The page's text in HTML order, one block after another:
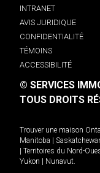
INTRANET
AVIS JURIDIQUE
CONFIDENTIALITÉ
TÉMOINS
ACCESSIBILITÉ
© SERVICES
TOUS DROITS
Trouver une maison
Manitoba |
| Territoires du Nord-
Yukon | Nunavut